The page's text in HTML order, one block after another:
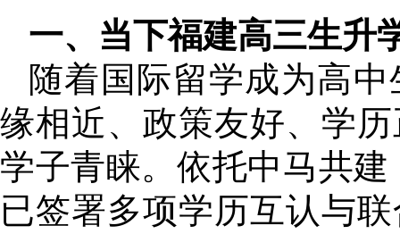
一、当下福建高三生升
随着国际留学成为高
缘相近、政策友好、学
学子青睐。依托中马共建
已签署多项学历互认与